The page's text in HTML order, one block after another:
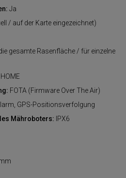
Ja
/ auf der Karte eingezeichnet)
gesamte Rasenfläche / für einzelne
FOTA (Firmware Over The Air)
GPS-Positionsverfolgung
Mähroboters: IPX6